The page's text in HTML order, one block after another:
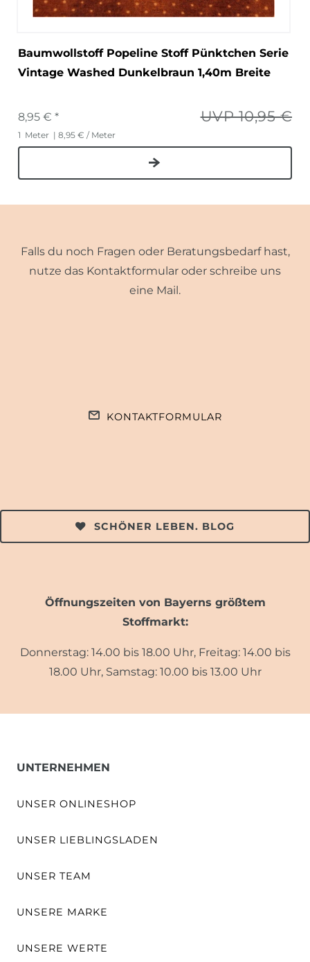
Baumwollstoff Popeline Stoff Pünktchen Serie
Vintage Washed Dunkelbraun 1,40m Breite
UVP 10,95 €
8,95 € *
1 Meter | 8,95 € / Meter
Falls du noch Fragen oder Beratungsbedarf hast,
nutze das Kontaktformular oder schreibe uns
eine Mail.
KONTAKTFORMULAR
SCHÖNER LEBEN. BLOG
Öffnungszeiten von Bayerns größtem
Stoffmarkt:
Donnerstag: 14.00 bis 18.00 Uhr, Freitag: 14.00 bis
18.00 Uhr, Samstag: 10.00 bis 13.00 Uhr
UNTERNEHMEN
UNSER ONLINESHOP
UNSER LIEBLINGSLADEN
UNSER TEAM
UNSERE MARKE
UNSERE WERTE